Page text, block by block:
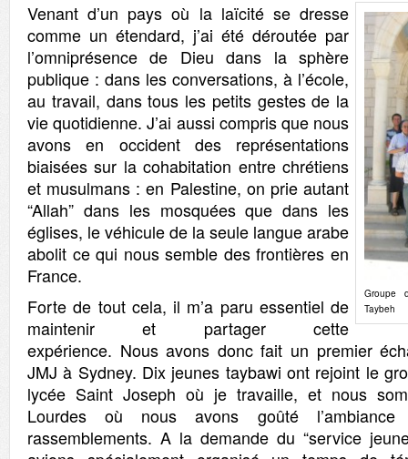
Groupe
Taybeh
Venant d’un pays où la laïcité se dresse
comme un étendard, j’ai été déroutée par
l’omniprésence de Dieu dans la sphère
publique : dans les conversations, à l’école,
au travail, dans tous les petits gestes de la
vie quotidienne. J’ai aussi compris que nous
avons en occident des représentations
biaisées sur la cohabitation entre chrétiens
et musulmans : en Palestine, on prie autant
“Allah” dans les mosquées que dans les
églises, le véhicule de la seule langue arabe
abolit ce qui nous semble des frontières en
France.
Forte de tout cela, il m’a paru essentiel de
maintenir et partager cette
expérience. Nous avons donc fait un premier
JMJ à Sydney. Dix jeunes taybawi ont rejoint le
lycée Saint Joseph où je travaille, et nous
Lourdes où nous avons goûté
rassemblements. A la demande du “service